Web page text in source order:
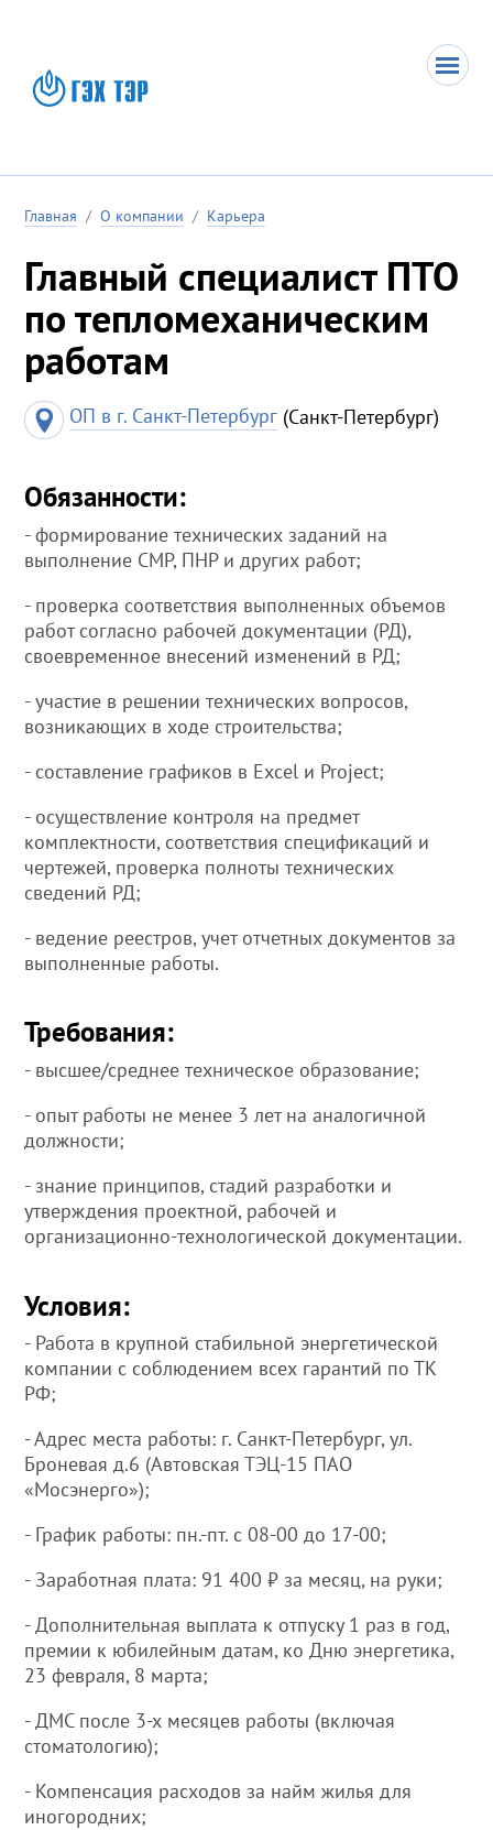
Главная / О компании / Карьера
Главный специалист ПТО
по тепломеханическим
работам
ОП в г. Санкт-Петербург (Санкт-Петербург)
Обязанности:
- формирование технических заданий на
выполнение СМР, ПНР и других работ;
- проверка соответствия выполненных объемов
работ согласно рабочей документации (РД),
своевременное внесений изменений в РД;
- участие в решении технических вопросов,
возникающих в ходе строительства;
- составление графиков в Excel и Project;
- осуществление контроля на предмет
комплектности, соответствия спецификаций и
чертежей, проверка полноты технических
сведений РД;
- ведение реестров, учет отчетных документов за
выполненные работы.
Требования:
- высшее/среднее техническое образование;
- опыт работы не менее 3 лет на аналогичной
должности;
- знание принципов, стадий разработки и
утверждения проектной, рабочей и
организационно-технологической документации.
Условия:
- Работа в крупной стабильной энергетической
компании с соблюдением всех гарантий по ТК
РФ;
- Адрес места работы: г. Санкт-Петербург, ул.
Броневая д.6 (Автовская ТЭЦ-15 ПАО
«Мосэнерго»);
- График работы: пн.-пт. с 08-00 до 17-00;
- Заработная плата: 91 400 ₽ за месяц, на руки;
- Дополнительная выплата к отпуску 1 раз в год,
премии к юбилейным датам, ко Дню энергетика,
23 февраля, 8 марта;
- ДМС после 3-х месяцев работы (включая
стоматологию);
- Компенсация расходов за найм жилья для
иногородних;